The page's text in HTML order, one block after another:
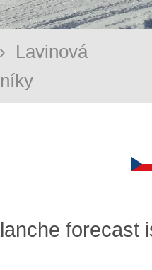
› Lavinová
forecast